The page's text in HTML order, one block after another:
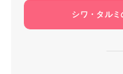
シワ・タルミ